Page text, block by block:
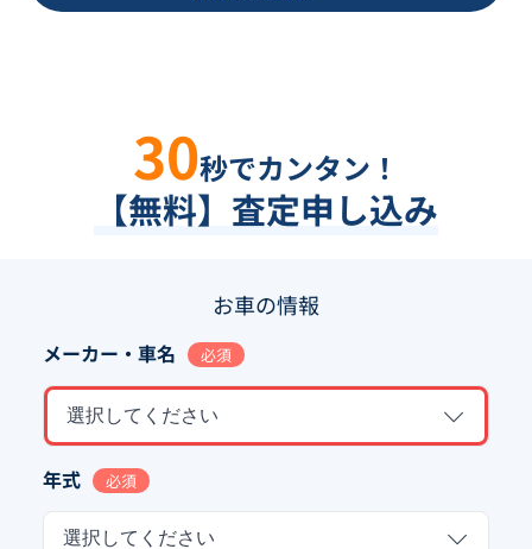
30秒でカンタン！
【無料】査定申し込み
お車の情報
メーカー・車名 必須
選択してください
年式 必須
選択してください